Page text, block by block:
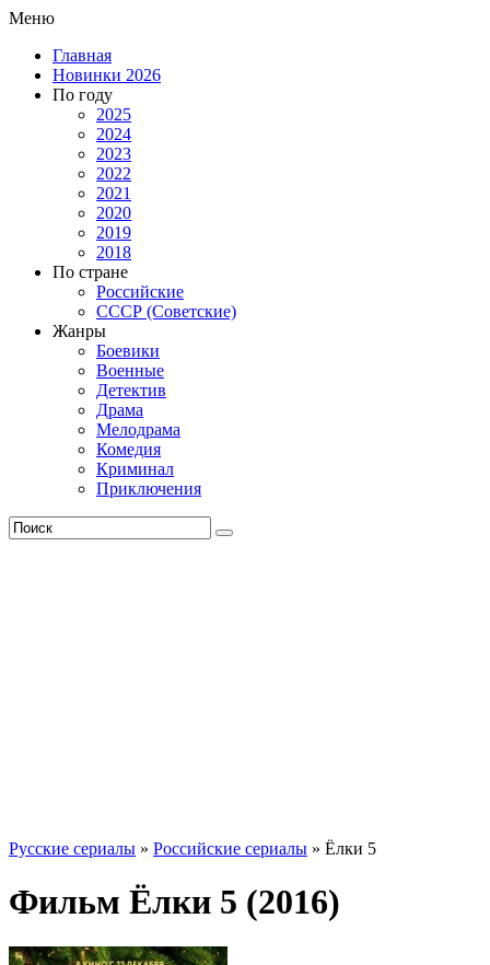
Меню
Главная
Новинки 2026
По году
2025
2024
2023
2022
2021
2020
2019
2018
По стране
Российские
СССР (Советские)
Жанры
Боевики
Военные
Детектив
Драма
Мелодрама
Комедия
Криминал
Приключения
Русские сериалы » Российские сериалы » Ёлки 5
Фильм Ёлки 5 (2016)